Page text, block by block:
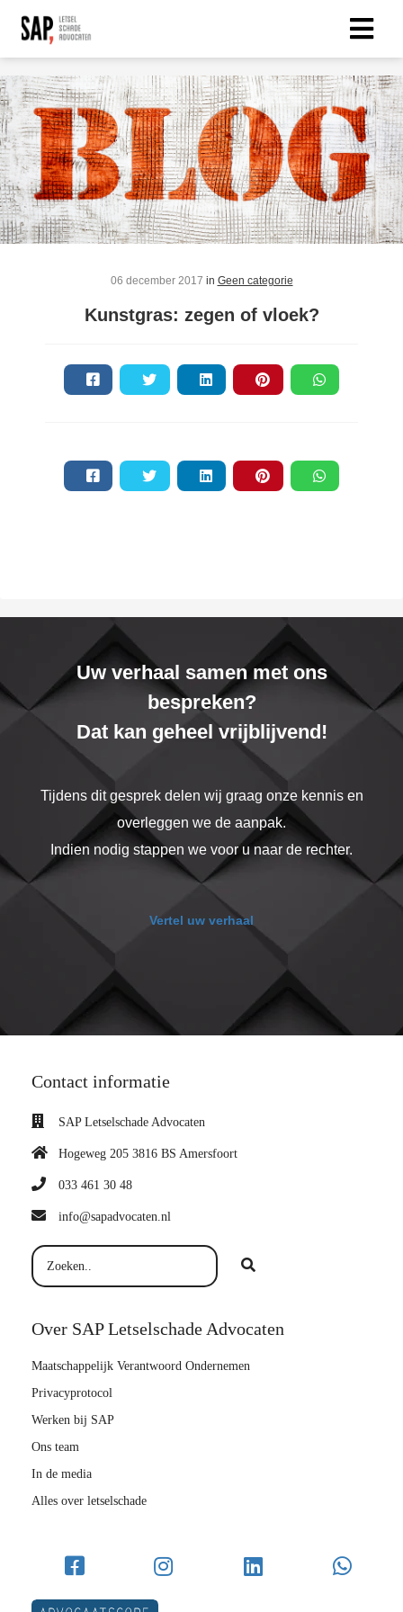
06 december 2017 in Geen categorie
Kunstgras: zegen of vloek?
Uw verhaal samen met ons
bespreken?
Dat kan geheel vrijblijvend!
Tijdens dit gesprek delen wij graag onze kennis en
overleggen we de aanpak.
Indien nodig stappen we voor u naar de rechter.
Vertel uw verhaal
Contact informatie
SAP Letselschade Advocaten
Hogeweg 205 3816 BS Amersfoort
033 461 30 48
info@sapadvocaten.nl
Over SAP Letselschade Advocaten
Maatschappelijk Verantwoord Ondernemen
Privacyprotocol
Werken bij SAP
Ons team
In de media
Alles over letselschade